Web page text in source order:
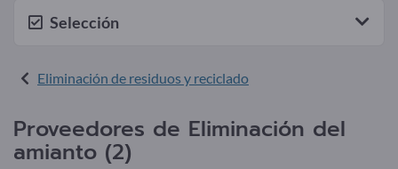
Selección
Eliminación de residuos y reciclado
Proveedores de Eliminación del
amianto (2)